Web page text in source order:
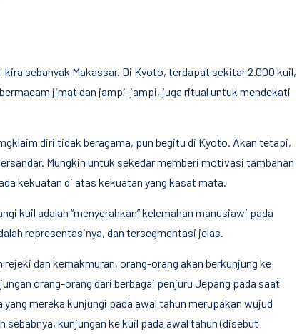
sebanyak Makassar. Di Kyoto, terdapat sekitar 2.000 kuil,
jimat dan jampi-jampi, juga ritual untuk mendekati
diri tidak beragama, pun begitu di Kyoto. Akan tetapi,
Mungkin untuk sekedar memberi motivasi tambahan
kekuatan di atas kekuatan yang kasat mata.
kuil adalah “menyerahkan” kelemahan manusiawi pada
representasinya, dan tersegmentasi jelas.
dan kemakmuran, orang-orang akan berkunjung ke
orang-orang dari berbagai penjuru Jepang pada saat
mereka kunjungi pada awal tahun merupakan wujud
kunjungan ke kuil pada awal tahun (disebut